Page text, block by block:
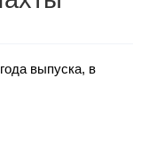
выпуска, в